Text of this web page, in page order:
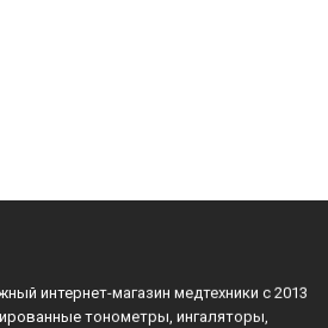
интернет-магазин медтехники с 2013
тонометры, ингаляторы,